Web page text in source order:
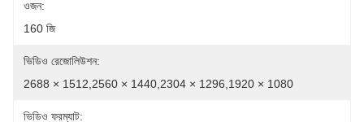
ওজন:
160 জি
ভিডিও রেজোলিউশন:
2688 × 1512,2560 × 1440,2304 × 1296,1920 × 1080
ভিডিও ফরম্যাট: